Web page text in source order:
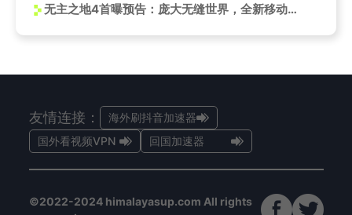
无主之地4首曝预告：庞大无缝世界，全新移动机制
友情连接：
海外刷抖音加速器
国外看视频VPN
回国加速器
©2022-2024 himalayasup.com All rights